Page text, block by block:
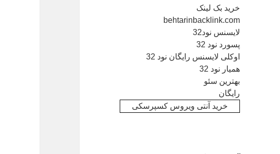
خرید بک لینک
behtarinbacklink.com
لایسنس نود32
پسورد نود 32
اوکلی لایسنس رایگان نود 32
همیار نود 32
بهترین سئو
رایگان
خرید آنتی ویروس کسپرسکی